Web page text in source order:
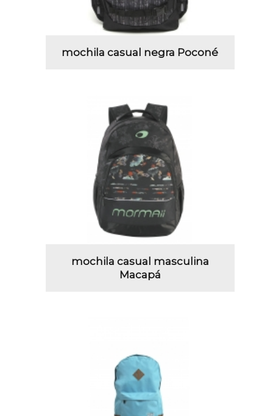
mochila casual negra Poconé
mochila casual masculina
Macapá